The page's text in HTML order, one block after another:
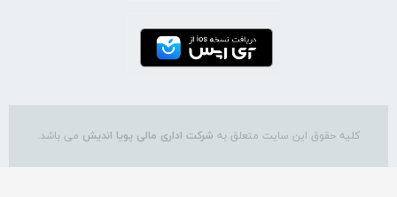
کلیه حقوق این سایت متعلق به شرکت اداری مالی پویا اندیش می باشد.